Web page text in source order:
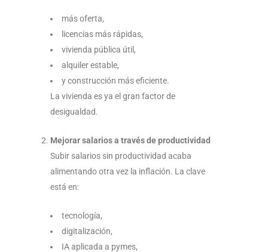
más oferta,
licencias más rápidas,
vivienda pública útil,
alquiler estable,
y construcción más eficiente.
La vivienda es ya el gran factor de
desigualdad.
Mejorar salarios a través de productividad
Subir salarios sin productividad acaba
alimentando otra vez la inflación. La clave
está en:
tecnología,
digitalización,
IA aplicada a pymes,